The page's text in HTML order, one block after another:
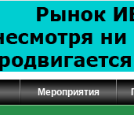
Мероприятия